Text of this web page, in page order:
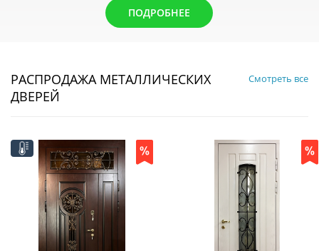
ПОДРОБНЕЕ
РАСПРОДАЖА МЕТАЛЛИЧЕСКИХ
ДВЕРЕЙ
Смотреть все